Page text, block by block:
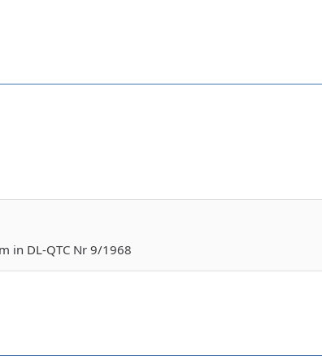
in DL-QTC Nr 9/1968